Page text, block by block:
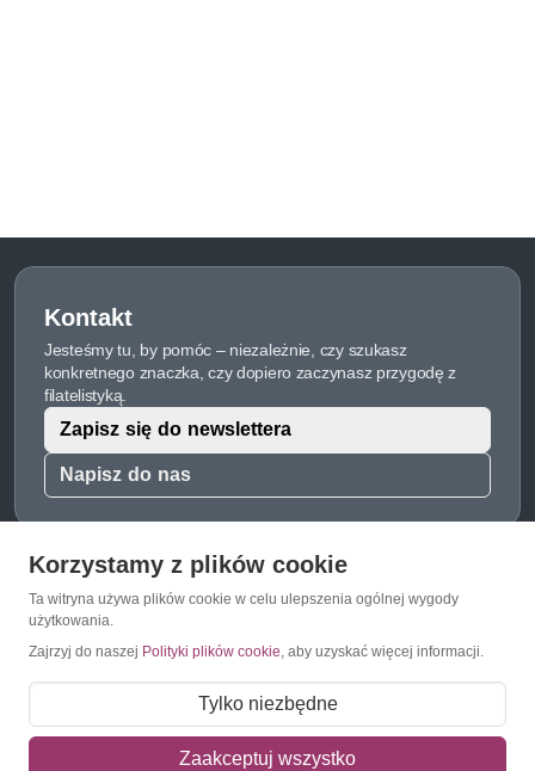
Kontakt
Jesteśmy tu, by pomóc – niezależnie, czy szukasz
konkretnego znaczka, czy dopiero zaczynasz przygodę z
filatelistyką.
Napisz do nas
Zapisz się do newslettera
O Znaczkopol.pl
O nas
Regulamin
Korzystamy z plików cookie
Ta witryna używa plików cookie w celu ulepszenia ogólnej wygody
użytkowania.
Zajrzyj do naszej Polityki plików cookie, aby uzyskać więcej informacji.
Tylko niezbędne
Zaakceptuj wszystko